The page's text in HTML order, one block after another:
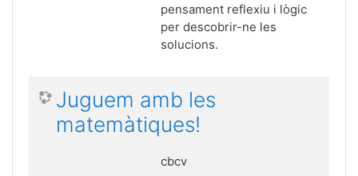
pensament reflexiu i lògic
per descobrir-ne les
solucions.
Juguem amb les
matemàtiques!
cbcv